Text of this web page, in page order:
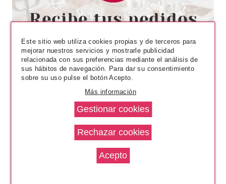
MARKWINS
MARKWINS LIP SMACKER
desde
2.45€
Este sitio web utiliza cookies propias y de terceros para
mejorar nuestros servicios y mostrarle publicidad
relacionada con sus preferencias mediante el análisis de
sus hábitos de navegación. Para dar su consentimiento
sobre su uso pulse el botón Acepto.
Más información